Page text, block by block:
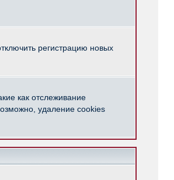
регистрацию новых
как отслеживание
удаление cookies